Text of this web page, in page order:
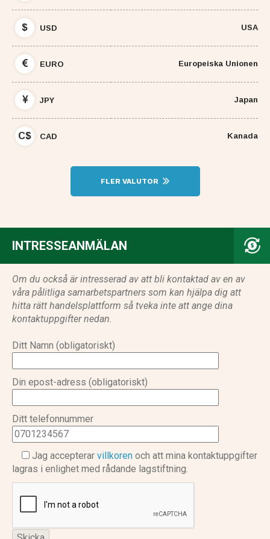
$ USD USA
EURO Europeiska Unionen
JPY Japan
C$ CAD Kanada
FLER VALUTOR
INTRESSEANMÄLAN
Om du också är intresserad av att bli kontaktad av en av
våra pålitliga samarbetspartners som kan hjälpa dig att
hitta rätt handelsplattform så tveka inte att ange dina
kontaktuppgifter nedan.
Ditt Namn (obligatoriskt)
Din epost-adress (obligatoriskt)
Ditt telefonnummer
Jag accepterar villkoren och att mina kontaktuppgifter
lagras i enlighet med rådande lagstiftning.